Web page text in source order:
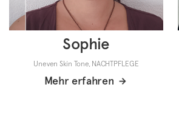
Sophie
Uneven Skin Tone, NACHTPFLEGE
Mehr erfahren